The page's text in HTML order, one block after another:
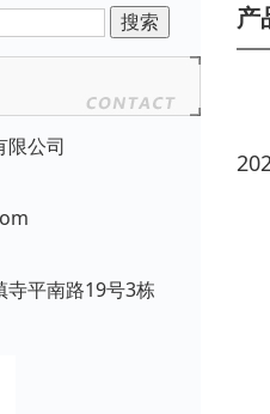
限公司
寺平南路19号3栋
产